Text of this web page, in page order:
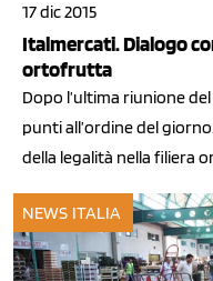
17 dic 2015
Italmercati. Dialogo
ortofrutta
Dopo l’ultima riunione
punti all’ordine del
della legalità nella filiera
NEWS ITALIA